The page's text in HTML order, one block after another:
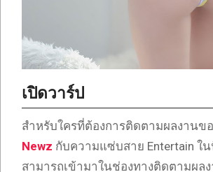
เปิดวาร์ป
สำหรับใครที่ต้องการติดตามผลงานข
Newz กับความแซ่บสาย Entertain ใ
สามารถเข้ามาในช่องทางติดตามผล